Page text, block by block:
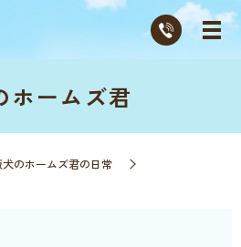
ホームズ君
犬のホームズ君の日常